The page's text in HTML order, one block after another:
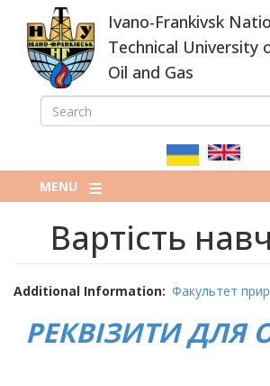
main
content
Ivano-Frankivsk
Technical University
Oil and Gas
ПОШУКОВА
SEARCH
MENU
Вартість
Additional Information Факультет
РЕКВІЗИТИ ДЛЯ